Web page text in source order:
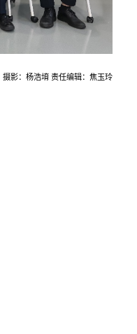
摄影：杨浩堉 责任编辑：焦玉玲